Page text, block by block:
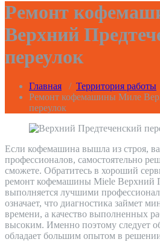
Ремонт
Верхний
переулок
Главная / Территория работы
Ремонт кофемашины Миле
переулок
Если кофемашина вышла из строя,
профессионалов, самостоятельно
сможете. Обратитесь в хороший
ремонт кофемашины Miele Верхний
выполняется лучшими
означает, что диагностика займет
времени, а качество выполненных
высоким. Именно поэтому следует
обладает большим опытом в